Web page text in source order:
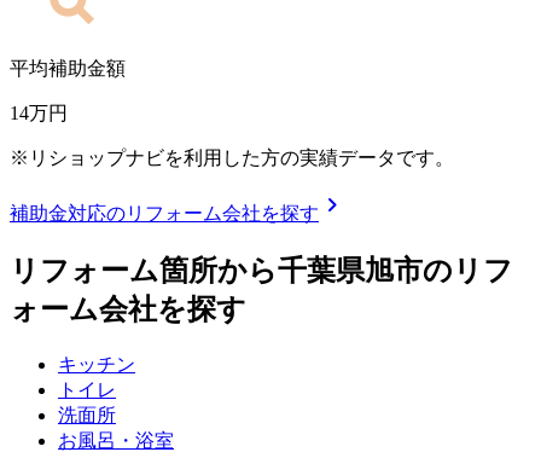
平均補助金額
14万円
※リショップナビを利用した方の実績データです。
補助金対応のリフォーム会社を探す chevron_right
リフォーム箇所から千葉県旭市のリフ
ォーム会社を探す
キッチン
トイレ
洗面所
お風呂・浴室